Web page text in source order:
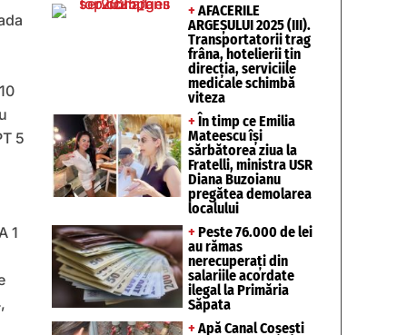
5
1
+ AFACERILE
ARGEȘULUI 2025 (III).
Transportatorii trag
frâna, hotelierii țin
direcția, serviciile
medicale schimbă
viteza
+ În timp ce Emilia
Mateescu își
sărbătorea ziua la
Fratelli, ministra USR
Diana Buzoianu
pregătea demolarea
localului
+ Peste 76.000 de lei
au rămas
nerecuperați din
salariile acordate
ilegal la Primăria
Săpata
+ Apă Canal Coșești